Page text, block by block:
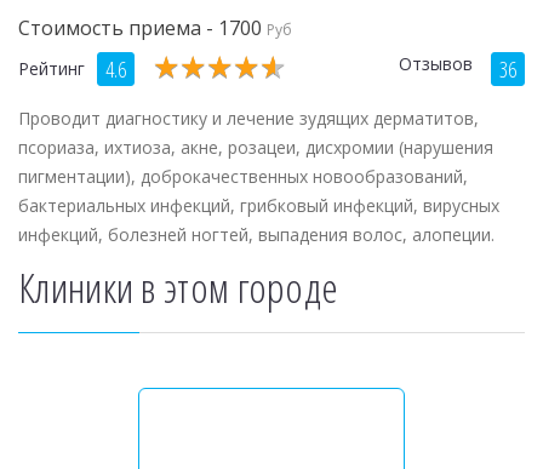
Стоимость приема - 1700 Руб
Рейтинг 4.6 ★★★★★
★★★★★ Отзывов 36
Проводит диагностику и лечение зудящих дерматитов,
псориаза, ихтиоза, акне, розацеи, дисхромии (нарушения
пигментации), доброкачественных новообразований,
бактериальных инфекций, грибковый инфекций, вирусных
инфекций, болезней ногтей, выпадения волос, алопеции.
Клиники в этом городе